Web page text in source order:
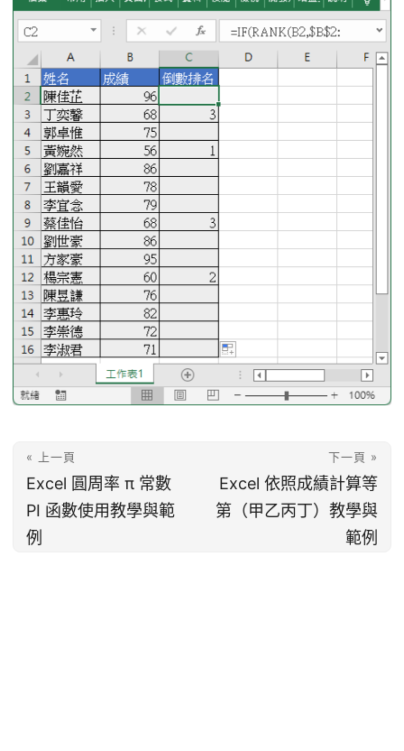
« 上一頁
Excel 圓周率 π 常數
PI 函數使用教學與範
例
下一頁 »
Excel 依照成績計算等
第（甲乙丙丁）教學與
範例